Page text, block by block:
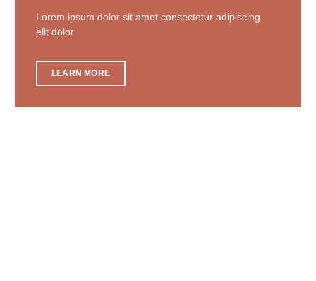
Lorem ipsum dolor sit amet consectetur adipiscing
elit dolor
LEARN MORE